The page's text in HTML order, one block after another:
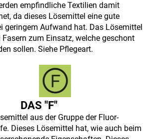
empfindliche Textilien damit
da dieses Lösemittel eine gute
geringem Aufwand hat. Das Lösemittel
zum Einsatz, welche geschont
sollen. Siehe Pflegeart.
DAS "F"
aus der Gruppe der Fluor-
Dieses Lösemittel hat, wie auch beim